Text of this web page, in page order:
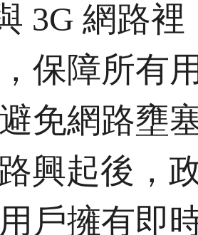
3G 網路
保障所有
免網路壅
興起後，
戶擁有即